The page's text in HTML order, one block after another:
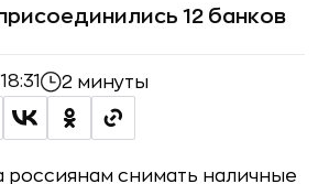
12 банков
2 минуты